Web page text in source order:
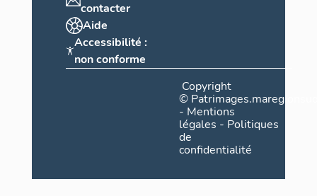
contacter
Aide
Accessibilité :
non conforme
Copyright
©
- Mentions
légales - Politiques
de
confidentialité